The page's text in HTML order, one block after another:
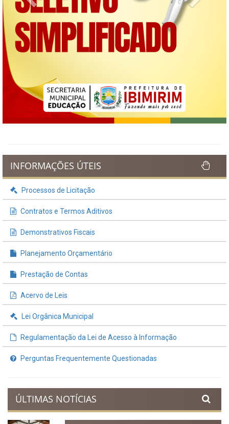
INFORMAÇÕES ÚTEIS
Processos de Licitação
Contratos e Termos Aditivos
Demonstrativos Fiscais
Planejamento Orçamentário
Prestação de Contas
Acervo de Leis
Lei Orgânica Municipal
Regulamentação da Lei de Acesso à Informação
Perguntas Frequentemente Questionadas
ÚLTIMAS NOTÍCIAS